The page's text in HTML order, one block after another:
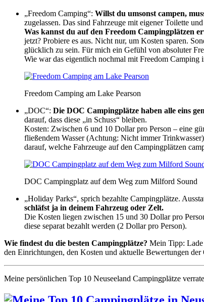
„Freedom Camping“: Willst du umsonst campen,
zugelassen. Das sind Fahrzeuge mit eigener Toilette
Was kannst du auf den Freedom Campingplätzen
jetzt? Probiere es aus. Nicht nur, um Kosten sparen.
glücklich zu sein. Für mich ein Gefühl von absoluter
Wie war das eigentlich nochmal mit Freedom Camping
Freedom Camping am Lake Pearson
„DOC“: Die DOC Campingplätze haben alle eins
darauf, dass diese „in Schuss“ bleiben.
Kosten: Zwischen 6 und 10 Dollar pro Person – eine
fließendem Wasser (Achtung: Nicht immer
darauf, welche Fahrzeuge auf den Campingplätzen
DOC Campingplatz auf dem Weg zum Milford Sound
„Holiday Parks“, sprich bezahlte Campingplätze.
schläfst ja in deinem Fahrzeug oder Zelt.
Die Kosten liegen zwischen 15 und 30 Dollar pro
diese separat bezahlt werden (2 Dollar pro Person).
Wie findest du die besten Campingplätze? Mein Tipp:
den Einrichtungen, den Kosten und aktuelle Bewertungen der
Meine persönlichen Top 10 Neuseeland Campingplätze